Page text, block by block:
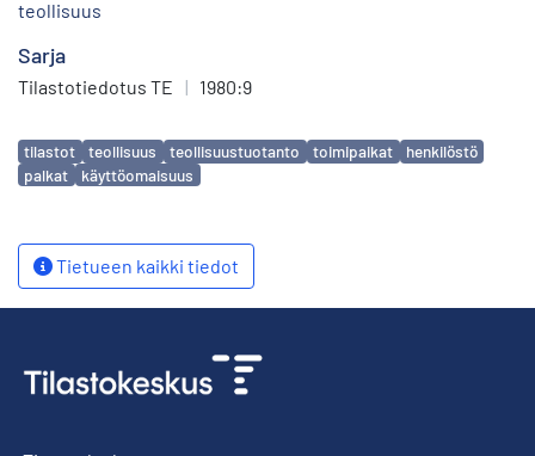
teollisuus
Sarja
Tilastotiedotus TE | 1980:9
Avainsanat
tilastot teollisuus teollisuustuotanto toimipaikat
henkilöstö
palkat
käyttöomaisuus
Tietueen kaikki tiedot